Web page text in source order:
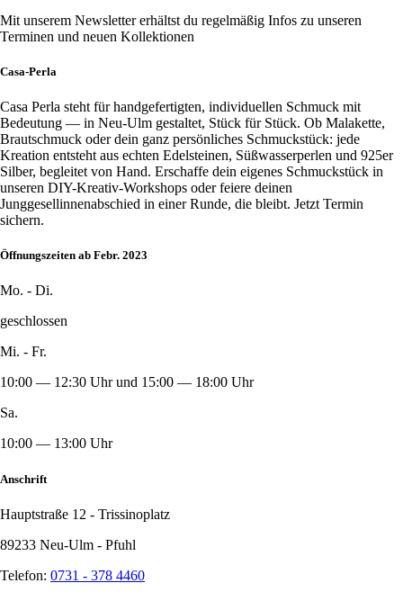
Mit unserem Newsletter erhältst du regelmäßig Infos zu unseren
Terminen und neuen Kollektionen
Casa-Perla
Casa Perla steht für handgefertigten, individuellen Schmuck mit
Bedeutung — in Neu-Ulm gestaltet, Stück für Stück. Ob Malakette,
Brautschmuck oder dein ganz persönliches Schmuckstück: jede
Kreation entsteht aus echten Edelsteinen, Süßwasserperlen und 925er
Silber, begleitet von Hand. Erschaffe dein eigenes Schmuckstück in
unseren DIY-Kreativ-Workshops oder feiere deinen
Junggesellinnenabschied in einer Runde, die bleibt. Jetzt Termin
sichern.
Öffnungszeiten ab Febr. 2023
Mo. - Di.
geschlossen
Mi. - Fr.
10:00 — 12:30 Uhr und 15:00 — 18:00 Uhr
Sa.
10:00 — 13:00 Uhr
Anschrift
Hauptstraße 12 - Trissinoplatz
89233 Neu-Ulm - Pfuhl
Telefon: 0731 - 378 4460